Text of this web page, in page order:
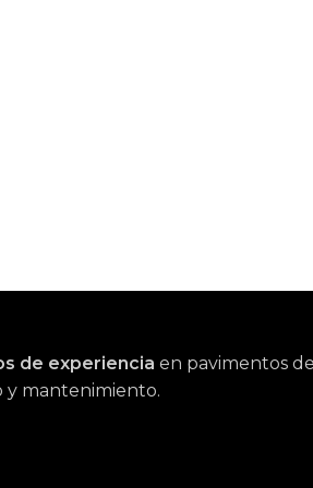
de experiencia en pavimentos
y mantenimiento.